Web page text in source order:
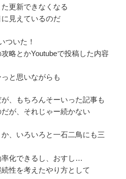
更新できなくなる
見えているのだ
ついた！
略とかYoutubeで投稿した内容
と思いながらも
、もちろんそーいった記事も
が、それじゃー続かない
、いろいろと一石二鳥にも三
化できるし、おすし…
性を考えたやり方として